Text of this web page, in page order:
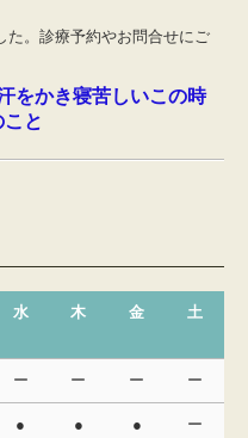
た。診療予約やお問合せにご
をかき寝苦しいこの時
と
水 木 金 土
ー ー ー ー
● ● ● ー